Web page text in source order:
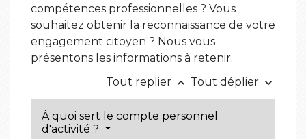
compétences professionnelles ? Vous
souhaitez obtenir la reconnaissance de votre
engagement citoyen ? Nous vous
présentons les informations à retenir.
Tout replier keyboard_arrow_up Tout déplier keyboard_arrow_down
À quoi sert le compte personnel
d'activité ?